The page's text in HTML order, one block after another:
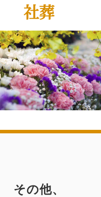
社葬
その他、